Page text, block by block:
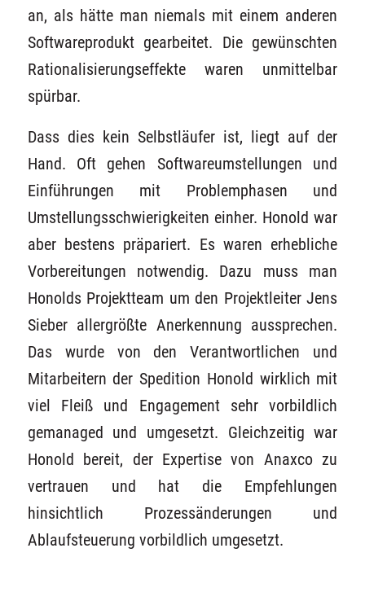
an, als hätte man niemals mit einem anderen
Softwareprodukt gearbeitet. Die gewünschten
Rationalisierungseffekte waren unmittelbar
spürbar.
Dass dies kein Selbstläufer ist, liegt auf der
Hand. Oft gehen Softwareumstellungen und
Einführungen mit Problemphasen und
Umstellungsschwierigkeiten einher. Honold war
aber bestens präpariert. Es waren erhebliche
Vorbereitungen notwendig. Dazu muss man
Honolds Projektteam um den Projektleiter Jens
Sieber allergrößte Anerkennung aussprechen.
Das wurde von den Verantwortlichen und
Mitarbeitern der Spedition Honold wirklich mit
viel Fleiß und Engagement sehr vorbildlich
gemanaged und umgesetzt. Gleichzeitig war
Honold bereit, der Expertise von Anaxco zu
vertrauen und hat die Empfehlungen
hinsichtlich Prozessänderungen und
Ablaufsteuerung vorbildlich umgesetzt.